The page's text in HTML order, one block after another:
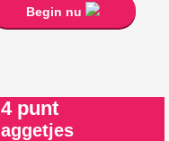
Begin nu
punt